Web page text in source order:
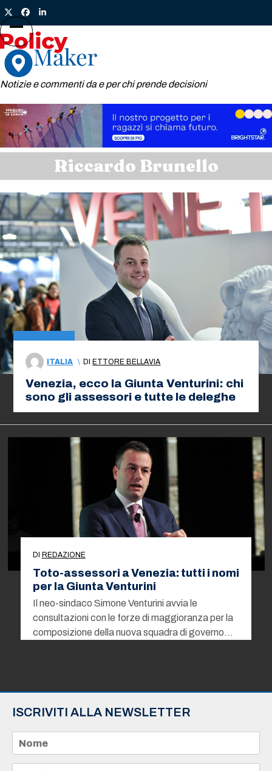
Skip
to
content
TwitterFacebook
LinkedIn
Notizie e commenti da e per chi prende decisioni
Open
mobile
menu
Close
mobile
menu
Riccardo Brunello
ITALIA \ DI ETTORE BELLAVIA
Venezia, ecco la Giunta Venturini: chi
sono gli assessori e tutte le deleghe
DI REDAZIONE
Toto-assessori a Venezia: tutti i nomi
per la Giunta Venturini
Il neo-sindaco Simone Venturini avvia le
consultazioni con le forze di maggioranza per la
composizione della nuova squadra di governo…
ISCRIVITI ALLA NEWSLETTER
m
e